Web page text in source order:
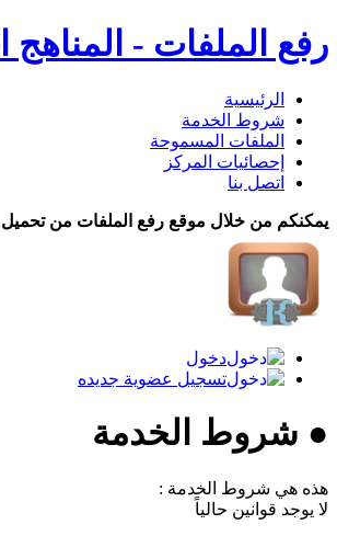
رفع الملفات - المناهج
الرئيسية
شروط الخدمة
الملفات المسموحة
إحصائيات المركز
اتصل بنا
يمكنكم من خلال موقع رفع الملفات من تحميل
دخول
تسجيل عضوية جديده
● شروط الخدمة
هذه هي شروط الخدمة :
لا يوجد قوانين حالياً